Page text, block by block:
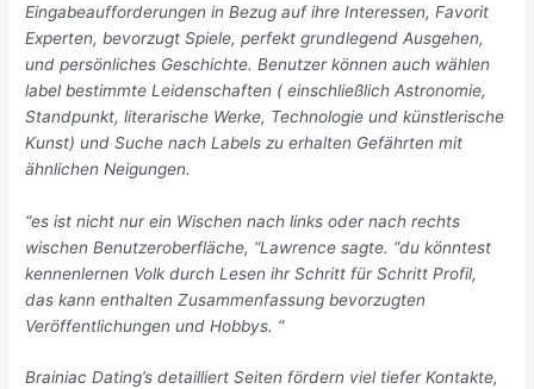
Eingabeaufforderungen in Bezug auf ihre Interessen, Favorit
Experten, bevorzugt Spiele, perfekt grundlegend Ausgehen,
und persönliches Geschichte. Benutzer können auch wählen
label bestimmte Leidenschaften ( einschließlich Astronomie,
Standpunkt, literarische Werke, Technologie und künstlerische
Kunst) und Suche nach Labels zu erhalten Gefährten mit
ähnlichen Neigungen.
“es ist nicht nur ein Wischen nach links oder nach rechts
wischen Benutzeroberfläche, “Lawrence sagte. “du könntest
kennenlernen Volk durch Lesen ihr Schritt für Schritt Profil,
das kann enthalten Zusammenfassung bevorzugten
Veröffentlichungen und Hobbys. “
Brainiac Dating’s detailliert Seiten fördern viel tiefer Kontakte,